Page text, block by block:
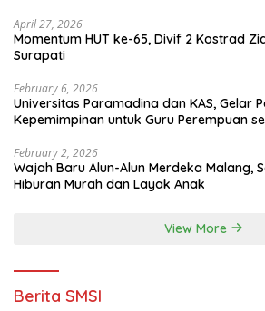
April 27, 2026
Momentum HUT ke-65, Divif 2 Kostrad
Surapati
February 6, 2026
Universitas Paramadina dan KAS, Gelar
Kepemimpinan untuk Guru Perempuan
February 2, 2026
Wajah Baru Alun-Alun Merdeka Malang,
Hiburan Murah dan Layak Anak
View More
Berita SMSI